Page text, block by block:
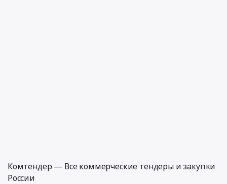
Комтендер — Все коммерческие тендеры и закупки
России